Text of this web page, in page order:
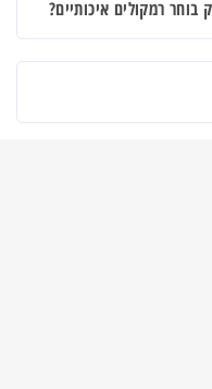
בוחר רמקולים איכותיים?